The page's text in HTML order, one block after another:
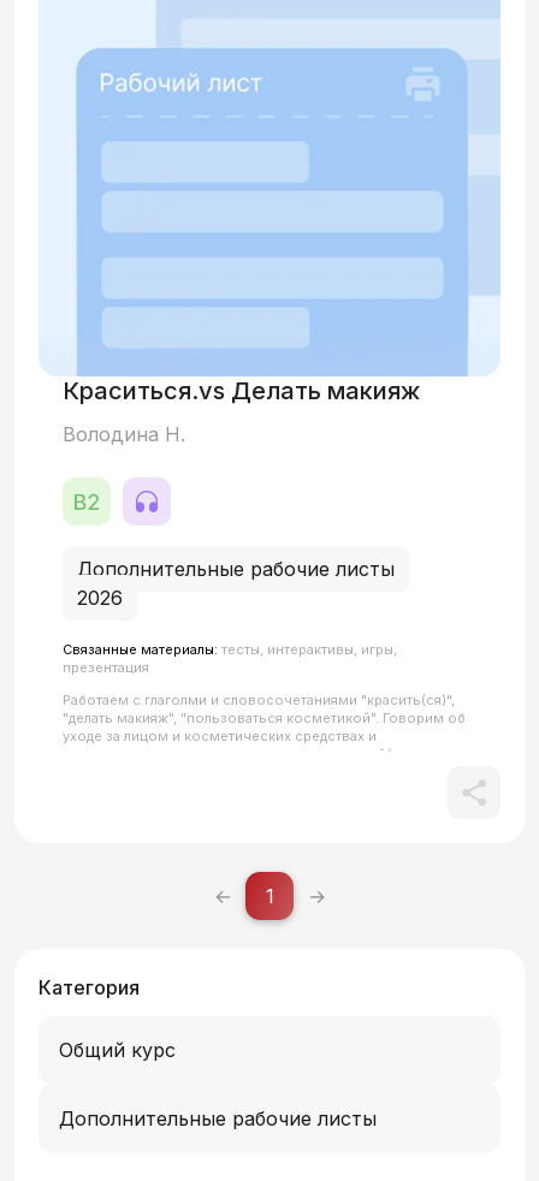
Краситься.vs Делать макияж
Володина Н.
Дополнительные рабочие листы
2026
Связанные материалы: тесты, интерактивы, игры,
презентация
Работаем с глаголми и словосочетаниями "красить(ся)",
"делать макияж", "пользоваться косметикой". Говорим об
уходе за лицом и косметических средствах и
повторяем возвратные глаголы, совершенный/
← 1 →
Категория
Общий курс
Дополнительные рабочие листы